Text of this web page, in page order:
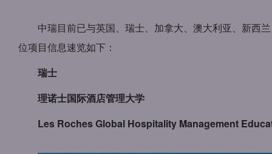
中瑞目前已与英国、瑞士、加拿大、澳大利亚、新西
位项目信息速览如下：
瑞士
理诺士国际酒店管理大学
Les Roches Global Hospitality Management